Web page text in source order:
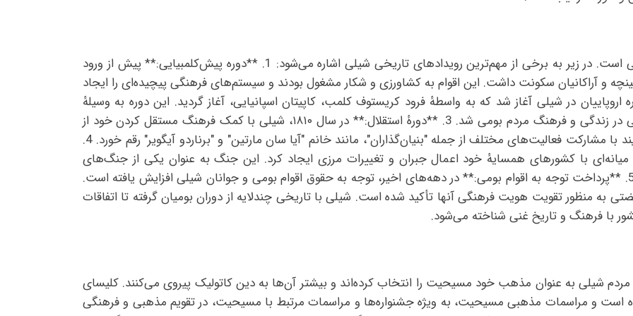
تاریخ شیلی غنی از نظر رویدادها و اتفاقات تاریخی است. در زیر به برخی از مهم‌ترین رویدادهای تاریخی شیلی اشاره می‌شود: 1. **دوره پیش‌کلمبیایی:** پیش از ورود
و آراکانیان سکونت داشت. این اقوام به کشاورزی و شکار مشغول بودند و سیستم‌های فرهنگی پیچیده‌ای را ایجاد
2. **فرود کلمب:** در سال ۱۵۱۰، دوره اروپاییان در شیلی آغاز شد که به واسطهٔ فرود کریستوف کلمب، کاپیتان اسپانیایی، آغاز گردید. این دوره به وسیلهٔ
تحصیلات و استعمار اروپاییان باعث تغییرات بزرگی در زندگی و فرهنگ مردم بومی شد. 3. **دورهٔ استقلال:** در سال ۱۸۱۰، شیلی با کمک فرهنگ مستقل کردن خود از
سلطنت اسپانیا، استقلال خود را اعلام کرد. این فرایند با مشارکت فعالیت‌های مختلف از جمله "بنیان‌گذاران"، مانند خانم "آیا سان مارتین" و "برناردو آیگویر" رقم خورد. 4.
دهه ۱۸۶۰، شیلی در جنگ میانه‌ای با کشورهای همسایهٔ خود اعمال جبران و تغییرات مرزی ایجاد کرد. این جنگ به عنوان یکی از جنگ‌های
پیچیدهٔ منطقه‌ای در تاریخ شیلی شناخته می‌شود. 5. **پرداخت توجه به اقوام بومی:** در دهه‌های اخیر، توجه به حقوق اقوام بومی و جوانان شیلی افزایش یافته است.
به منظور تقویت هویت فرهنگی آنها تأکید شده است. شیلی با تاریخی چندلایه از دوران بومیان گرفته تا اتفاقات
با فرهنگ و تاریخ غنی شناخته می‌شود.
شیلی به عنوان مذهب خود مسیحیت را انتخاب کرده‌اند و بیشتر آن‌ها به دین کاتولیک پیروی می‌کنند. کلیسای
است و مراسمات مذهبی مسیحیت، به ویژه جشنواره‌ها و مراسمات مرتبط با مسیحیت، در تقویم مذهبی و فرهنگی